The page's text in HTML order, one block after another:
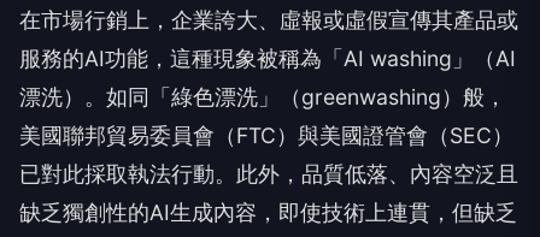
在市場行銷上，企業誇大、虛報或虛假宣傳其產品或
服務的AI功能，這種現象被稱為「AI washing」（AI
漂洗）。如同「綠色漂洗」（greenwashing）般，
美國聯邦貿易委員會（FTC）與美國證管會（SEC）
已對此採取執法行動。此外，品質低落、內容空泛且
缺乏獨創性的AI生成內容，即使技術上連貫，但缺乏